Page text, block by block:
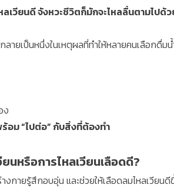
ลเวียนดี จังหวะชีวิตก็มักจะไหลลื่นตามไปด้
ลายเป็นหนึ่งในเหตุผลที่ทำให้หลายคนเลือกดื่ม
ง
ร้อม “ไปต่อ” กับสิ่งที่ต้องทำ
นหรือการไหลเวียนเลือดดี?
งกายรู้สึกอบอุ่น และช่วยให้เลือดลมไหลเวีย